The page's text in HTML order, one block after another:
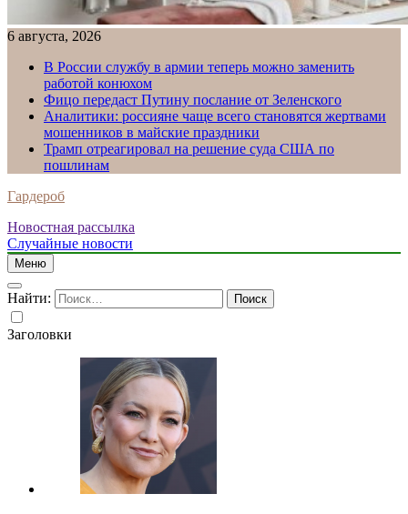
6 августа, 2026
В России службу в армии теперь можно заменить
работой конюхом
Фицо передаст Путину послание от Зеленского
Аналитики: россияне чаще всего становятся жертвами
мошенников в майские праздники
Трамп отреагировал на решение суда США по
пошлинам
Гардероб
Новостная рассылка
Случайные новости
Меню
Найти:
Заголовки